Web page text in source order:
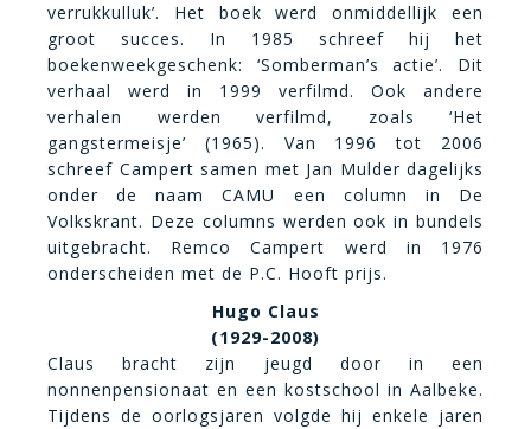
verrukkulluk’. Het boek werd onmiddellijk een
groot succes. In 1985 schreef hij het
boekenweekgeschenk: ‘Somberman’s actie’. Dit
verhaal werd in 1999 verfilmd. Ook andere
verhalen werden verfilmd, zoals ‘Het
gangstermeisje’ (1965). Van 1996 tot 2006
schreef Campert samen met Jan Mulder dagelijks
onder de naam CAMU een column in De
Volkskrant. Deze columns werden ook in bundels
uitgebracht. Remco Campert werd in 1976
onderscheiden met de P.C. Hooft prijs.
Hugo Claus
(1929-2008)
Claus bracht zijn jeugd door in een
nonnenpensionaat en een kostschool in Aalbeke.
Tijdens de oorlogsjaren volgde hij enkele jaren